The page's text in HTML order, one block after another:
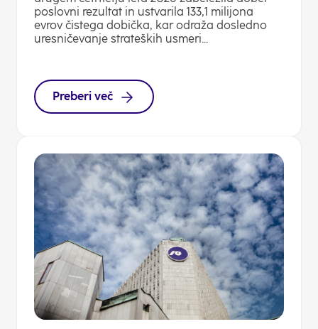
poslovni rezultat in ustvarila 133,1 milijona
evrov čistega dobička, kar odraža dosledno
uresničevanje strateških usmeri...
Preberi več